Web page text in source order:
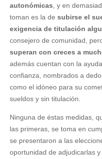
autonómicas , y en
toman es la desubirse el
exigencia de titulación
consejero de comunidad,
superan con creces a
además cuentan con la
confianza, nombrados a
como el idóneo para su
sueldos y sin titulación.
Ninguna de éstas medidas,
las primeras, se toma en
se presentaron a las
oportunidad de adjudicarlas